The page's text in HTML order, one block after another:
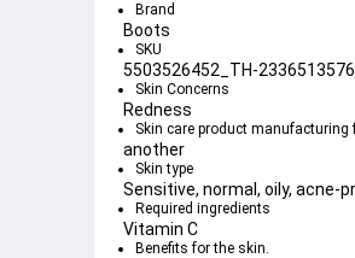
Brand
Boots
SKU
5503526452_TH-
Skin Concerns
Redness
Skin care product manufacturing
another
Skin type
Sensitive, normal, oily, acne-
Required ingredients
Vitamin C
Benefits for the skin.